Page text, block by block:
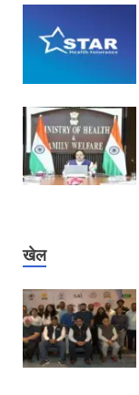
खेल